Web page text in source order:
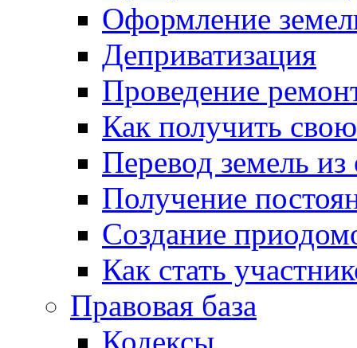
Оформление
Деприватизация
Проведение
Как получить
Перевод земель
Получение
Создание
Как стать
Правовая база
Кодексы